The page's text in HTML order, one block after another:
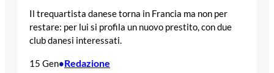
Il trequartista danese torna in Francia ma non per
restare: per lui si profila un nuovo prestito, con due
club danesi interessati.
15 Gen•Redazione